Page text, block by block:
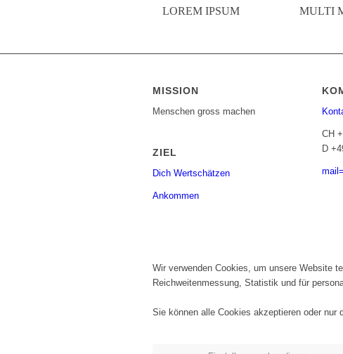
LOREM IPSUM MULTI
MISSION
Menschen gross machen
ZIEL
Dich Wertschätzen
Ankommen
CH
D
Wir verwenden Cookies, um unsere Website
Reichweitenmessung, Statistik und für
Sie können alle Cookies akzeptieren oder nur